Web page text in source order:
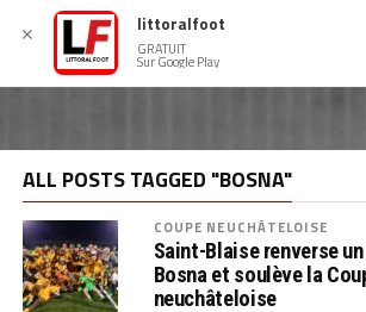
ALL POSTS TAGGED "BOSNA"
COUPE NEUCHÂTELOISE
Saint-Blaise renverse
Bosna et soulève la
neuchâteloise
✕ littoralfoot
GRATUIT
Sur Google Play